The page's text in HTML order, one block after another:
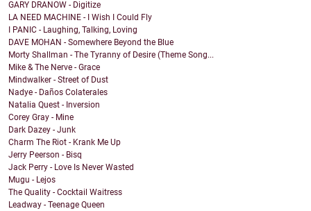
GARY DRANOW - Digitize
LA NEED MACHINE - I Wish I Could Fly
I PANIC - Laughing, Talking, Loving
DAVE MOHAN - Somewhere Beyond the Blue
Morty Shallman - The Tyranny of Desire (Theme Song...
Mike & The Nerve - Grace
Mindwalker - Street of Dust
Nadye - Daños Colaterales
Natalia Quest - Inversion
Corey Gray - Mine
Dark Dazey - Junk
Charm The Riot - Krank Me Up
Jerry Peerson - Bisq
Jack Perry - Love Is Never Wasted
Mugu - Lejos
The Quality - Cocktail Waitress
Leadway - Teenage Queen